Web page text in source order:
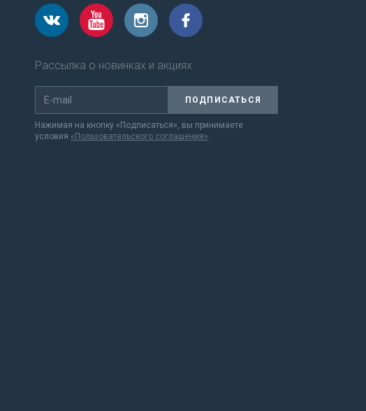
Рассылка о новинках и акциях
ПОДПИСАТЬСЯ
Нажимая на кнопку «Подписаться», вы принимаете
условия «Пользовательского соглашения»